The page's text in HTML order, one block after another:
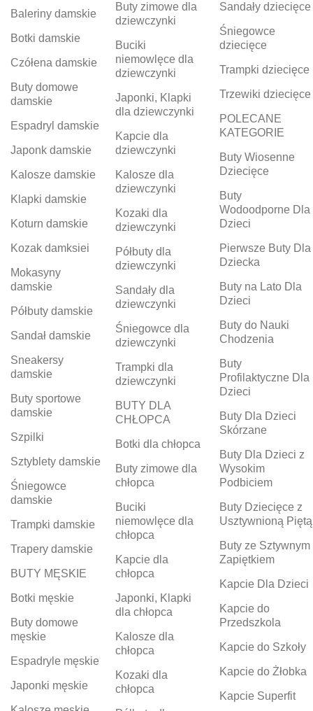
Baleriny damskie
Botki damskie
Czółena damskie
Buty domowe
damskie
Espadryl damskie
Japonk damskie
Kalosze damskie
Klapki damskie
Koturn damskie
Kozak damksiei
Mokasyny
damskie
Półbuty damskie
Sandał damskie
Sneakersy
damskie
Buty sportowe
damskie
Szpilki
Sztyblety damskie
Śniegowce
damskie
Trampki damskie
Trapery damskie
BUTY MĘSKIE
Botki męskie
Buty domowe
męskie
Espadryle męskie
Japonki męskie
Buty zimowe dla
dziewczynki
Buciki
niemowlęce dla
dziewczynki
Japonki, Klapki
dla dziewczynki
Kapcie dla
dziewczynki
Kalosze dla
dziewczynki
Kozaki dla
dziewczynki
Półbuty dla
dziewczynki
Sandały dla
dziewczynki
Śniegowce dla
dziewczynki
Trampki dla
dziewczynki
BUTY DLA
CHŁOPCA
Botki dla chłopca
Buty zimowe dla
chłopca
Buciki
niemowlęce dla
chłopca
Kapcie dla
chłopca
Japonki, Klapki
dla chłopca
Kalosze dla
chłopca
Kozaki dla
chłopca
Sandały dziecięce
Śniegowce
dziecięce
Trampki dziecięce
Trzewiki dziecięce
POLECANE
KATEGORIE
Buty Wiosenne
Dziecięce
Buty
Wodoodporne Dla
Dzieci
Pierwsze Buty Dla
Dziecka
Buty na Lato Dla
Dzieci
Buty do Nauki
Chodzenia
Buty
Profilaktyczne Dla
Dzieci
Buty Dla Dzieci
Skórzane
Buty Dla Dzieci z
Wysokim
Podbiciem
Buty Dziecięce z
Usztywnioną Piętą
Buty ze Sztywnym
Zapiętkiem
Kapcie Dla Dzieci
Kapcie do
Przedszkola
Kapcie do Szkoły
Kapcie do Żłobka
Kapcie Superfit